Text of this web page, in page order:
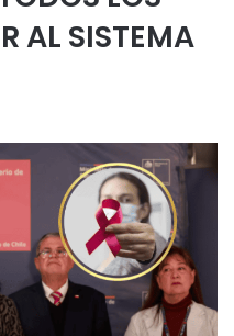
AL SISTEMA